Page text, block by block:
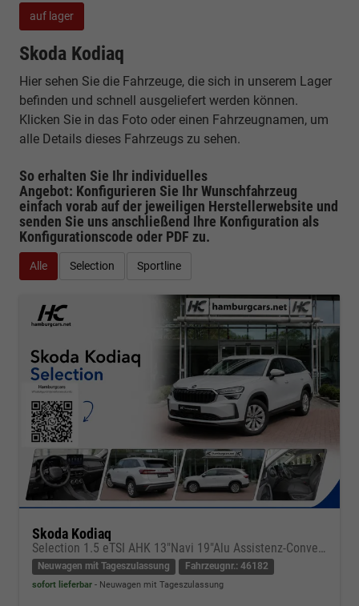
auf lager
Skoda Kodiaq
Hier sehen Sie die Fahrzeuge, die sich in unserem Lager
befinden und schnell ausgeliefert werden können.
Klicken Sie in das Foto oder einen Fahrzeugnamen, um
alle Details dieses Fahrzeugs zu sehen.
So erhalten Sie Ihr individuelles
Angebot: Konfigurieren Sie Ihr Wunschfahrzeug
einfach vorab auf der jeweiligen Herstellerwebsite und
senden Sie uns anschließend Ihre Konfiguration als
Konfigurationscode oder PDF zu.
Alle Selection Sportline
Skoda Kodiaq
Selection 1.5 eTSI AHK 13"Navi 19"Alu Assistenz-Convenience-WinterP
Neuwagen mit Tageszulassung Fahrzeugnr.: 46182
sofort lieferbar Neuwagen mit Tageszulassung